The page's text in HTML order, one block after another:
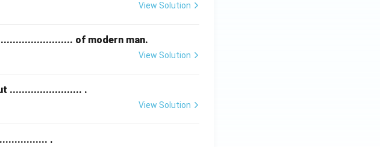
View Solution
of modern man.
View Solution
........................ .
View Solution
.